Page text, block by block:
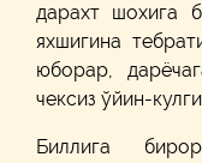
дарахт шохига
яхшигина
юборар,
чексиз ўйин-
Биллига